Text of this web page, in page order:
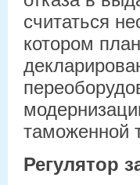
считаться
котором
таможенной
Регулятор